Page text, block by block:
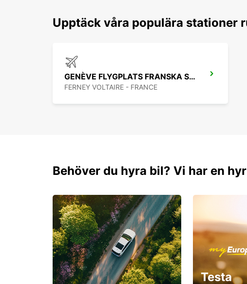
Upptäck våra populära stationer
GENÈVE FLYGPLATS FRANSKA SIDAN
FERNEY VOLTAIRE - FRANCE
Behöver du hyra bil? Vi har en
Testa